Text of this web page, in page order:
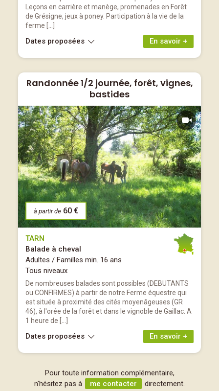
Leçons en carrière et manège, promenades en Forêt
de Grésigne, jeux à poney. Participation à la vie de la
ferme […]
En savoir +
Dates proposées
Randonnée 1/2 journée, forêt, vignes,
bastides
à partir de 60 €
TARN
Balade à cheval
Adultes / Familles min. 16 ans
Tous niveaux
De nombreuses balades sont possibles (DEBUTANTS
ou CONFIRMES) à partir de notre Ferme équestre qui
est située à proximité des cités moyenâgeuses (GR
46), à l'orée de la forêt et dans le vignoble de Gaillac. A
1 heure de […]
En savoir +
Dates proposées
Pour toute information complémentaire,
n'hésitez pas à
me contacter
directement.